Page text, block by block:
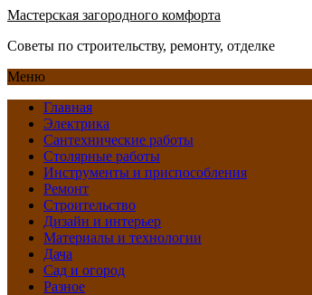
Мастерская загородного комфорта
Советы по строительству, ремонту, отделке
Меню
Главная
Электрика
Сантехнические работы
Столярные работы
Инструменты и приспособления
Ремонт
Строительство
Дизайн и интерьер
Материалы и технологии
Дача
Сад и огород
Разное